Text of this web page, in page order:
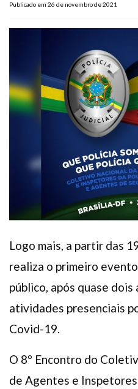
Publicado em 26 de novembro de 2021
Logo mais, a partir das
realiza o primeiro
público, após quase dois
atividades presenciais
Covid-19.
O 8º Encontro do
de Agentes e
Assistência Funeral
InstagramTwitter